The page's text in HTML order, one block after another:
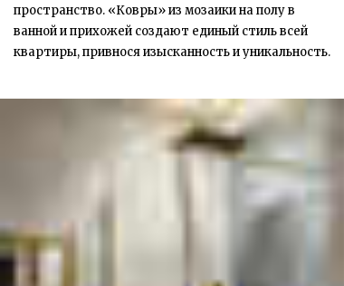
пространство. «Ковры» из мозаики на полув
ванной и прихожей создают единый стиль всей
квартиры, привнося изысканность и уникальность.